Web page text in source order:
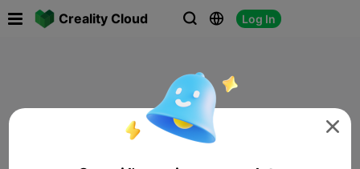
Creality Cloud   Log In
